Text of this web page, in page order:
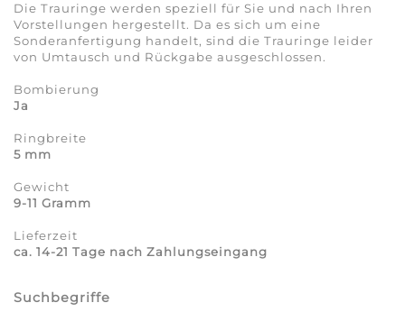
Die Trauringe werden speziell für Sie und nach Ihren
Vorstellungen hergestellt. Da es sich um eine
Sonderanfertigung handelt, sind die Trauringe leider
von Umtausch und Rückgabe ausgeschlossen.
Bombierung
Ja
Ringbreite
5 mm
Gewicht
9-11 Gramm
Lieferzeit
ca. 14-21 Tage nach Zahlungseingang
Suchbegriffe